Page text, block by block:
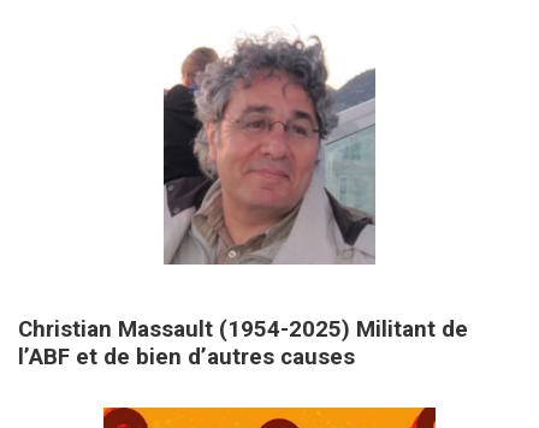
Christian Massault (1954-2025) Militant de
l’ABF et de bien d’autres causes